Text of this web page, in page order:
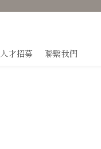
人才招募 聯繫我們